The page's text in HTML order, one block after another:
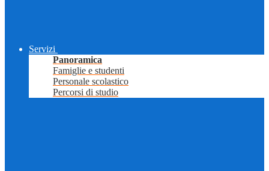
Servizi
Panoramica
Famiglie e studenti
Personale scolastico
Percorsi di studio